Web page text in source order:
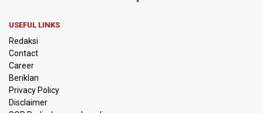
Jalan Tol Trans-Jawa
BRIN Kembangkan Teknologi Modifikasi Cuaca hingga
Desalinasi Air Laut Menghadapi Ancaman El Nino
KPK Minta Bambang Rudijanto Tanoesoedibjo Kooperatif,
USEFUL LINKS
Redaksi
Contact
Career
Beriklan
Privacy Policy
Disclaimer